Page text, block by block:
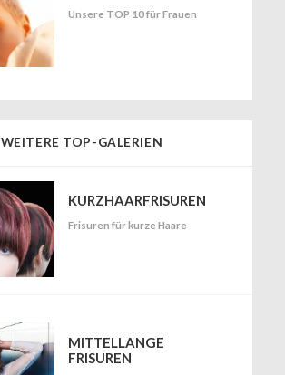
Unsere TOP 10 für Frauen
WEITERE TOP-GALERIEN
KURZHAARFRISUREN
Frisuren für kurze Haare
MITTELLANGE
FRISUREN